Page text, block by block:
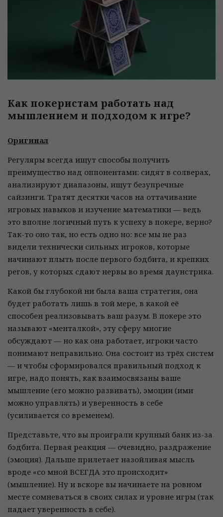
Как покеристам работать над
мышлением и подходом к игре?
Оригинал
Регуляры всегда ищут способы получить
преимущество над оппонентами: сидят в солверах,
анализируют диапазоны, ищут безупречные
сайзинги. Тратят десятки часов на оттачивание
игровых навыков и изучение математики — ведь
это вполне логичный путь к успеху в покере, верно?
Так-то оно так, но есть одно но: все мы не раз
видели технически сильных игроков, которые
начинают плыть после первого бэдбита, и крепких
регов, у которых сдают нервы во время даунстрика.
Какой бы глубокой ни была ваша стратегия, она
будет работать лишь в той мере, в какой её
способен реализовывать ваш разум. В покере это
называют «менталкой», эту сферу многие
обсуждают — но как она работает, игроки часто
понимают неправильно. Она состоит из трёх систем
— и чтобы сформировался правильный подход к
игре, надо понять, как взаимосвязаны ваше
мышление (его можно развивать), эмоции (ими
можно управлять) и уверенность в себе
(усиливается со временем).
Представьте, что вы проиграли крупный банк из-за
бэдбита. Первая реакция — очевидно, раздражение
(эмоция). Дальше прилетает назойливая мысль
вроде «со мной ВСЕГДА это происходит»
(мышление). Ну и вскоре вы начинаете на ровном
месте сомневаться в своих силах и уровне игры (так
падает уверенность в себе).